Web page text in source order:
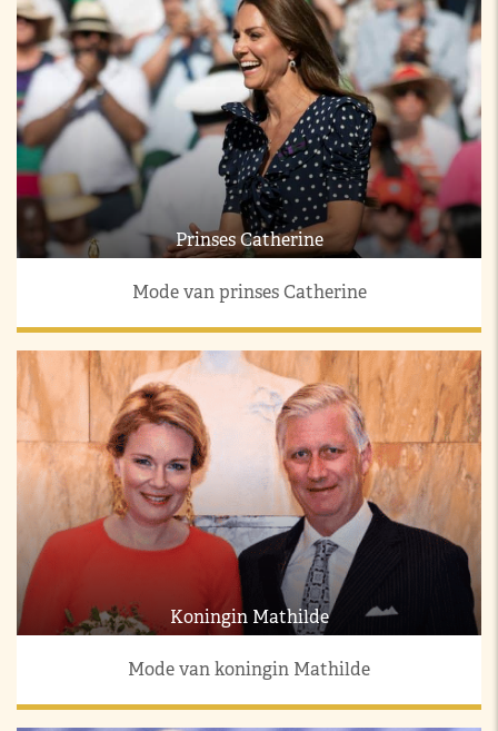
Prinses Catherine
Mode van prinses Catherine
Koningin Mathilde
Mode van koningin Mathilde